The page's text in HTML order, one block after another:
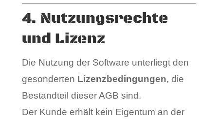
4. Nutzungsrechte
und Lizenz
Die Nutzung der Software unterliegt den
gesonderten Lizenzbedingungen, die
Bestandteil dieser AGB sind.
Der Kunde erhält kein Eigentum an der